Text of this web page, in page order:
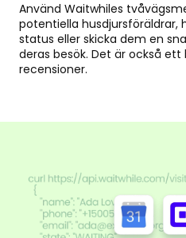
Använd Waitwhiles
potentiella husdjursföräldrar,
status eller skicka dem en
deras besök. Det är också
recensioner.